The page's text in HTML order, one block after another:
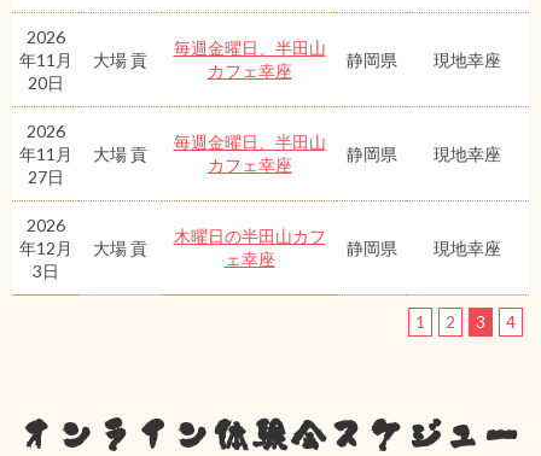
2026
年11月
20日
大場 貢
毎週金曜日、半田山
カフェ幸座
静岡県 現地幸座
2026
年11月
27日
大場 貢
毎週金曜日、半田山
カフェ幸座
静岡県 現地幸座
2026
年12月
3日
大場 貢
木曜日の半田山カフ
ェ幸座
静岡県 現地幸座
1 2 3 4
オンライン体験会スケジュー